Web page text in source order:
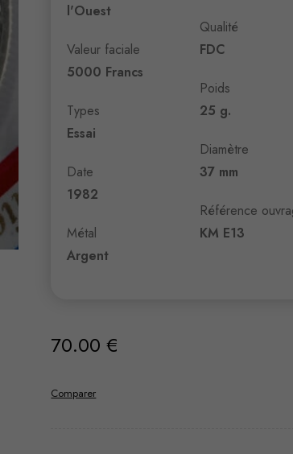
l'Ouest
Valeur faciale
5000 Francs
Types
Essai
Date
1982
Métal
Argent
Qualité
FDC
Poids
25 g.
Diamètre
37 mm
Référence
KM E13
70.00€
Comparer